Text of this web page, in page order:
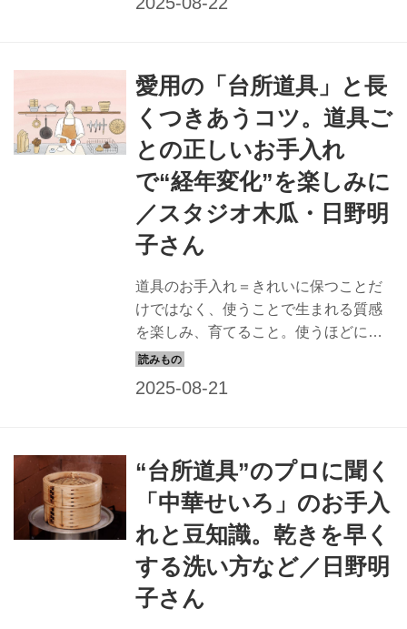
愛用の「台所道具」と長
くつきあうコツ。道具ご
との正しいお手入れ
で“経年変化”を楽しみに
／スタジオ木瓜・日野明
子さん
道具のお手入れ＝きれいに保つことだ
けではなく、使うことで生まれる質感
を楽しみ、育てること。使うほどにな
じんで風合いが増し、よりいっそう愛
着がわく。日野明子さんに台所道具を
“台所道具”のプロに聞く
「中華せいろ」のお手入
れと豆知識。乾きを早く
する洗い方など／日野明
子さん